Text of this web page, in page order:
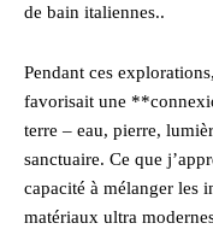
de bain italiennes..
Pendant ces
favorisait une
terre – eau, pierre,
sanctuaire. Ce que
capacité à mélanger les
matériaux ultra